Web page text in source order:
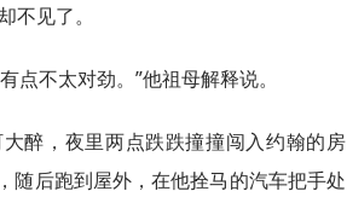
见了。
不太对劲。”他祖母解释说。
醉，夜里两点跌跌撞撞闯入约翰的房
随后跑到屋外，在他拴马的汽车把手处